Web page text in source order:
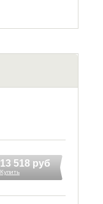
13 518 руб
Купить